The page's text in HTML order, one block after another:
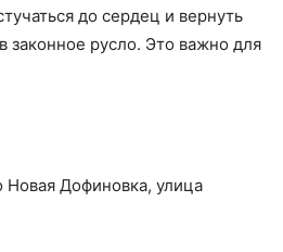
до сердец и вернуть
законное русло. Это важно для
Новая Дофиновка, улица